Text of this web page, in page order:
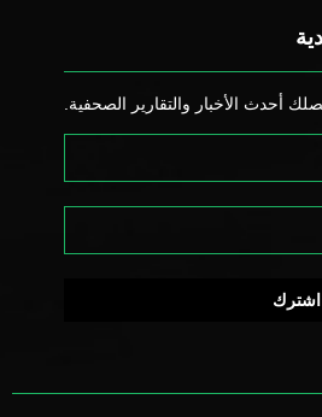
أحدث الأخبار والتقارير الصحفية.